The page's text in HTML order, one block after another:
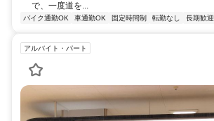
で、一度道を...
バイク通勤OK 車通勤OK 固定時間制 転勤なし 長期歓迎
アルバイト・パート